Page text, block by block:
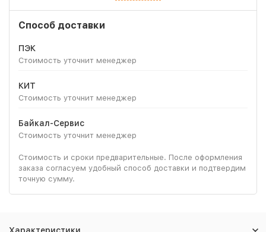
Способ доставки
ПЭК
Стоимость уточнит менеджер
КИТ
Стоимость уточнит менеджер
Байкал-Сервис
Стоимость уточнит менеджер
Стоимость и сроки предварительные. После оформления
заказа согласуем удобный способ доставки и подтвердим
точную сумму.
Характеристики